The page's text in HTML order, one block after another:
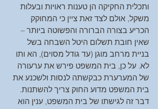
ותכלית החקיקה הן טענות ראויות ובעלות
משקל, אולם לצד זאת ציין כי המחוקק
הכריע בצורה הברורה והפשוטה ביותר –
שאין חובת תשלום היטל השבחה בשל
בניית מרחב מוגן (עד גודל מסוים), הא ותו
לא. על כן, בית המשפט פירש את ערעורה
של המערערת כבקשתה לנסות ולשכנע את
בית המשפט מדוע החוק צריך להשתנות.
דבר זה לגישתו של בית המשפט, ענין הוא